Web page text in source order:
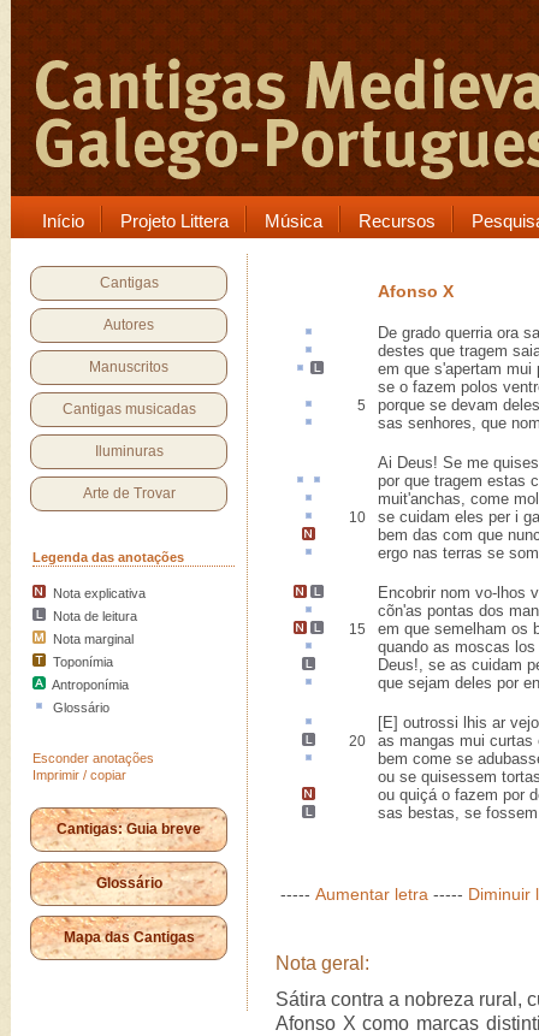
Início Projeto Littera Música Recursos
Cantigas
Autores
Manuscritos
Cantigas musicadas
Iluminuras
Arte de Trovar
Legenda das anotações
Nota explicativa
Nota de leitura
Nota marginal
Toponímia
Antroponímia
Glossário
Esconder anotações
Imprimir / copiar
Cantigas: Guia breve
Glossário
Mapa das Cantigas
Afonso X
De grado querria ora
destes que tragem
em que s'apertam mui
se o fazem polos
5
porque se devam
sas senhores, que
Ai Deus! Se me
por que tragem estas
muit'anchas, come
10 se cuidam eles per i
bem das com que
ergo nas terras se
Encobrir nom vo-lhos
cõn'as pontas dos
15 em que semelham os
quando as moscas
Deus!, se as cuidam
que sejam deles por en
[E] outrossi lhis ar
20
as mangas mui
bem come se
ou se quisessem
ou quiçá o fazem por
sas bestas, se
----- Aumentar letra ----- Diminuir
Nota geral:
Sátira contra a nobreza rural,
Afonso X como marcas